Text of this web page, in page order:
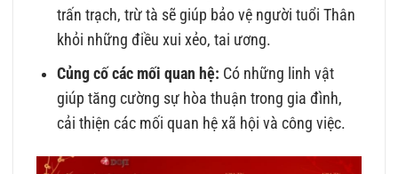
trấn trạch, trừ tà sẽ giúp bảo vệ người tuổi Thân
khỏi những điều xui xẻo, tai ương.
Củng cố các mối quan hệ: Có những linh vật
giúp tăng cường sự hòa thuận trong gia đình,
cải thiện các mối quan hệ xã hội và công việc.